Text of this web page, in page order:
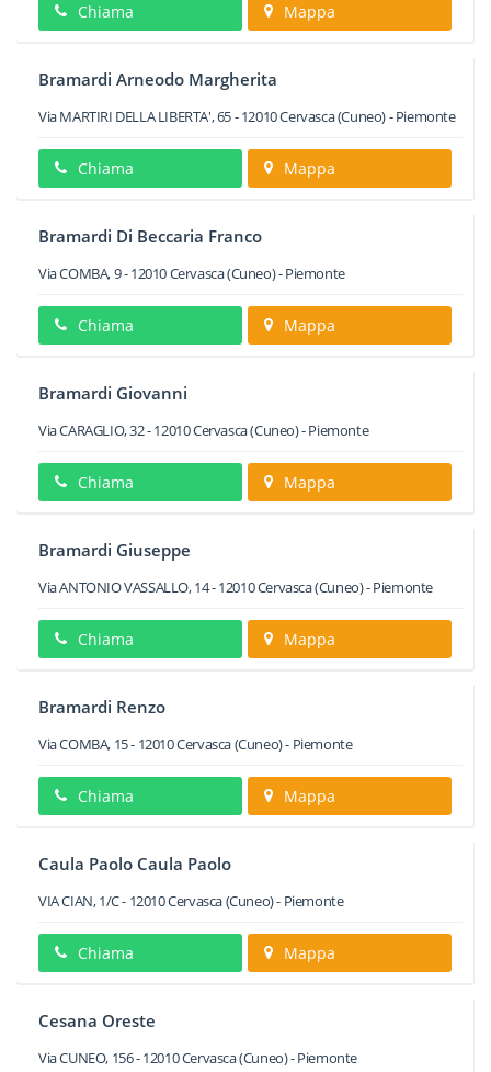
Chiama Mappa
Bramardi Arneodo Margherita
Via MARTIRI DELLA LIBERTA', 65-12010Cervasca(Cuneo) -Piemonte
Chiama Mappa
Bramardi Di Beccaria Franco
Via COMBA, 9-12010Cervasca(Cuneo) -Piemonte
Chiama Mappa
Bramardi Giovanni
Via CARAGLIO, 32-12010Cervasca(Cuneo) -Piemonte
Chiama Mappa
Bramardi Giuseppe
Via ANTONIO VASSALLO, 14-12010Cervasca(Cuneo) -Piemonte
Chiama Mappa
Bramardi Renzo
Via COMBA, 15- 12010Cervasca(Cuneo) - Piemonte
Chiama Mappa
Caula Paolo Caula Paolo
VIA CIAN, 1/C- 12010Cervasca(Cuneo) - Piemonte
Chiama Mappa
Cesana Oreste
Via CUNEO, 156-12010Cervasca(Cuneo) -Piemonte